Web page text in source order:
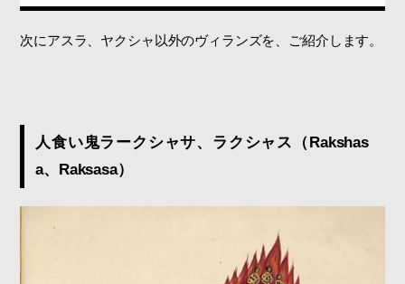
次にアスラ、ヤクシャ以外のヴィランズを、ご紹介します。
人食い鬼ラークシャサ、ラクシャス（Rakshas
a、Raksasa）